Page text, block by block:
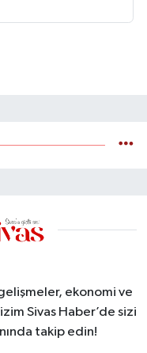
ekonomi ve
Sivas Haber’de sizi
takip edin!